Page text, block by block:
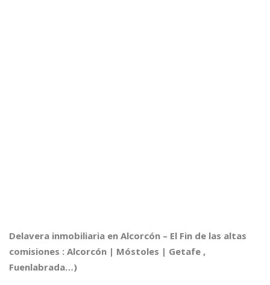
Delavera inmobiliaria en Alcorcón – El Fin de las altas
comisiones : Alcorcón | Móstoles | Getafe ,
Fuenlabrada…)